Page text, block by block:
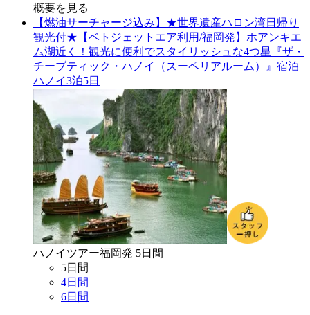
概要を見る
【燃油サーチャージ込み】★世界遺産ハロン湾日帰り
観光付★【ベトジェットエア利用/福岡発】ホアンキエ
ム湖近く！観光に便利でスタイリッシュな4つ星『ザ・
チーブティック・ハノイ（スーペリアルーム）』宿泊
ハノイ3泊5日
ハノイ ツアー福岡発 5日間
5日間
4日間
6日間